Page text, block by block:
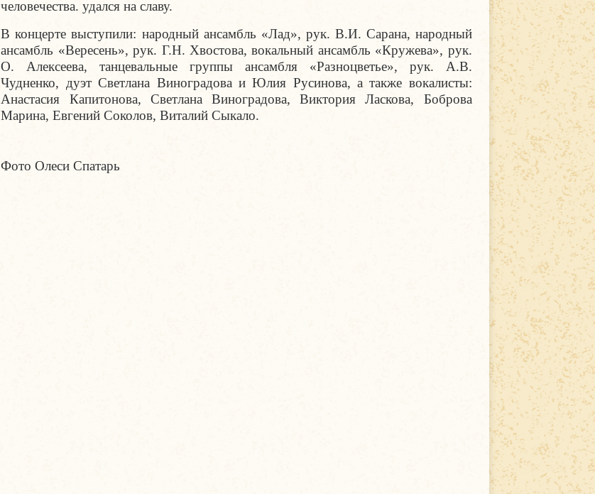
человечества. удался на славу.
В концерте выступили: народный ансамбль «Лад», рук. В.И. Сарана, народный
ансамбль «Вересень», рук. Г.Н. Хвостова, вокальный ансамбль «Кружева», рук.
О. Алексеева, танцевальные группы ансамбля «Разноцветье», рук. А.В.
Чудненко, дуэт Светлана Виноградова и Юлия Русинова, а также вокалисты:
Анастасия Капитонова, Светлана Виноградова, Виктория Ласкова, Боброва
Марина, Евгений Соколов, Виталий Сыкало.
Фото Олеси Спатарь